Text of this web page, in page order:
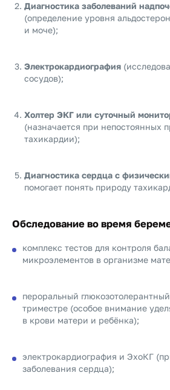
Диагностика заболеваний
(определение уровня
и моче);
Электрокардиография
сосудов);
Холтер ЭКГ или суточный
(назначается при непостоянных
тахикардии);
Диагностика сердца с
помогает понять природу
Обследование во время
комплекс тестов для контроля
микроэлементов в организме
пероральный
триместре (особое внимание
в крови матери и ребёнка);
электрокардиография и ЭхоКГ
заболевания сердца);